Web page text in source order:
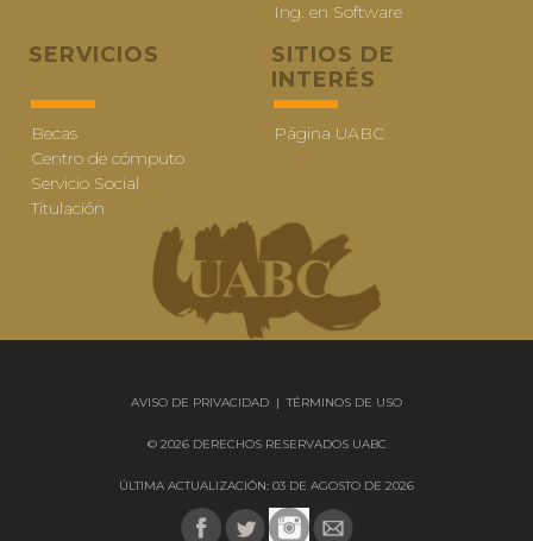
Ing. en Software
SERVICIOS
Becas
Centro de cómputo
Servicio Social
Titulación
SITIOS DE
INTERÉS
Página UABC
AVISO DE PRIVACIDAD | TÉRMINOS DE USO
© 2026 DERECHOS RESERVADOS UABC
ÚLTIMA ACTUALIZACIÓN: 03 DE AGOSTO DE 2026